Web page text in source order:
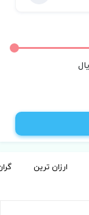
ارزان ترین